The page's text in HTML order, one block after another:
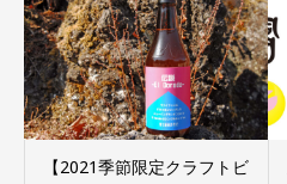
【2021季節限定クラフトビ